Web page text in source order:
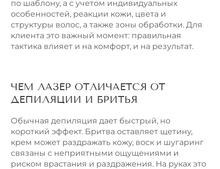
по шаблону, а с учетом индивидуальных
особенностей, реакции кожи, цвета и
структуры волос, а также зоны обработки. Для
клиента это важный момент: правильная
тактика влияет и на комфорт, и на результат.
ЧЕМ ЛАЗЕР ОТЛИЧАЕТСЯ ОТ
ДЕПИЛЯЦИИ И БРИТЬЯ
Обычная депиляция дает быстрый, но
короткий эффект. Бритва оставляет щетину,
крем может раздражать кожу, воск и шугаринг
связаны с неприятными ощущениями и
риском врастания и раздражения. На руках это